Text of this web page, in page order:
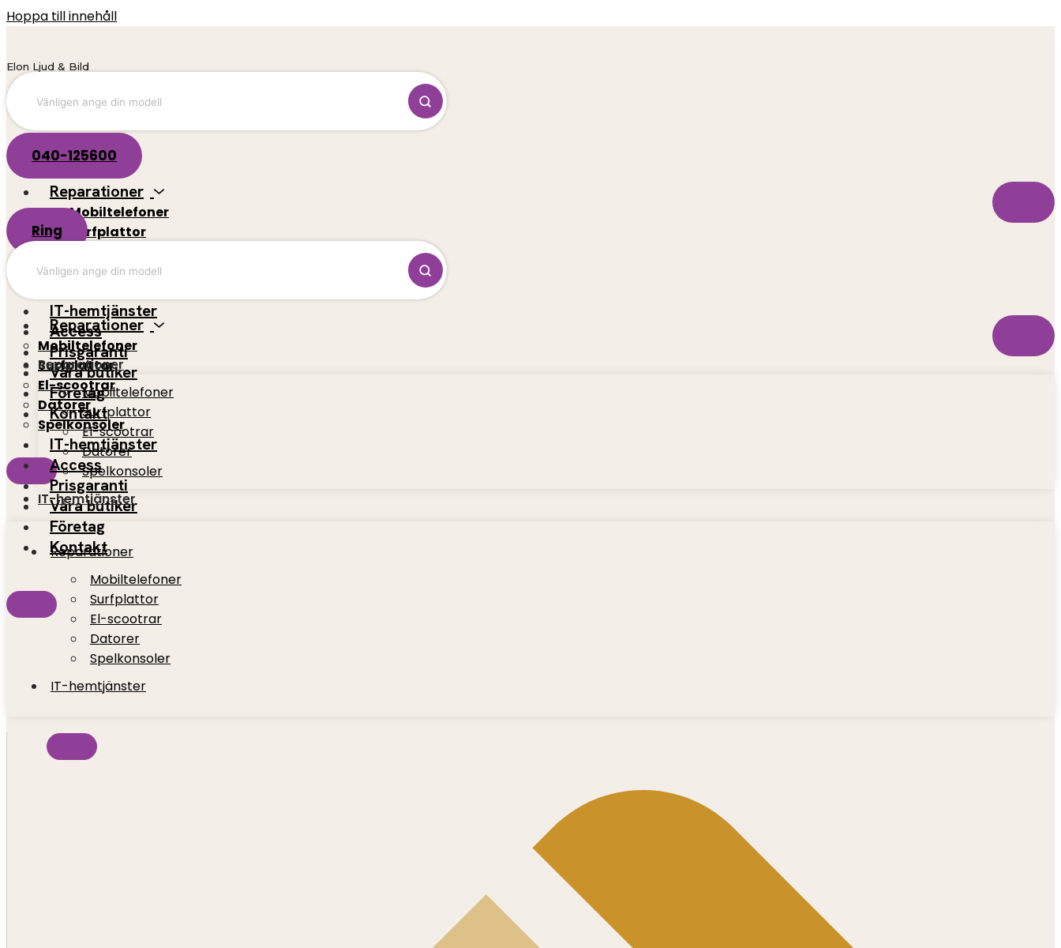
Hoppa till innehåll
Elon Ljud & Bild
040-125600
Reparationer
Mobiltelefoner
Surfplattor
Datorer
IT-hemtjänster
Access
Prisgaranti
Våra butiker
Företag
Kontakt
Ring
Reparationer
Mobiltelefoner
Surfplattor
El-scootrar
Datorer
Spelkonsoler
IT-hemtjänster
Access
Prisgaranti
Våra butiker
Företag
Kontakt
Reparationer
Mobiltelefoner
Surfplattor
El-scootrar
Datorer
Spelkonsoler
IT-hemtjänster
Reparationer
Mobiltelefoner
Surfplattor
El-scootrar
Datorer
Spelkonsoler
IT-hemtjänster